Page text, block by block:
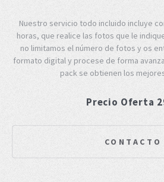
Nuestro servicio todo incluido incluye
horas, que realice las fotos que le
no limitamos el número de fotos y os
formato digital y procese de forma
pack se obtienen los
Precio Oferta
CONTACTO